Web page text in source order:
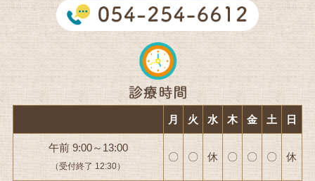
月 火 水 木 金 土 日
午前 9:00～13:00
（受付終了 12:30）
〇 〇 休 〇 〇 〇 休